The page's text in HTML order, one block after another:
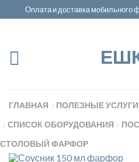
Оплата и доставка мобильного
ГЛАВНАЯ / ПОЛЕЗНЫЕ УСЛУГИ
/ СПИСОК ОБОРУДОВАНИЯ /
СТОЛОВЫЙ ФАРФОР